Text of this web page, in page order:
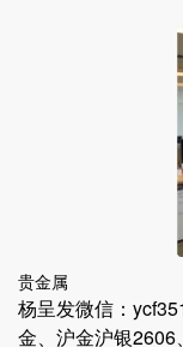
贵金属
杨呈发微信：
金、沪金沪银2606